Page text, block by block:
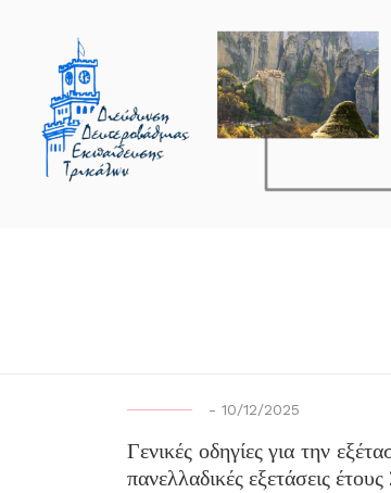
- 10/12/2025
Γενικές οδηγίες για την
πανελλαδικές εξετάσεις